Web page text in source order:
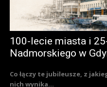
100-lecie miasta i
Nadmorskiego w
Co łączy te jubileusze, z
nich wynika...